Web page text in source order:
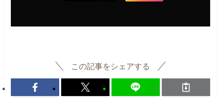
この記事をシェアする